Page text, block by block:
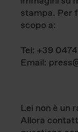
stampa. Per
scopo a:
Tel: +39
Email:
Lei non è un
Allora